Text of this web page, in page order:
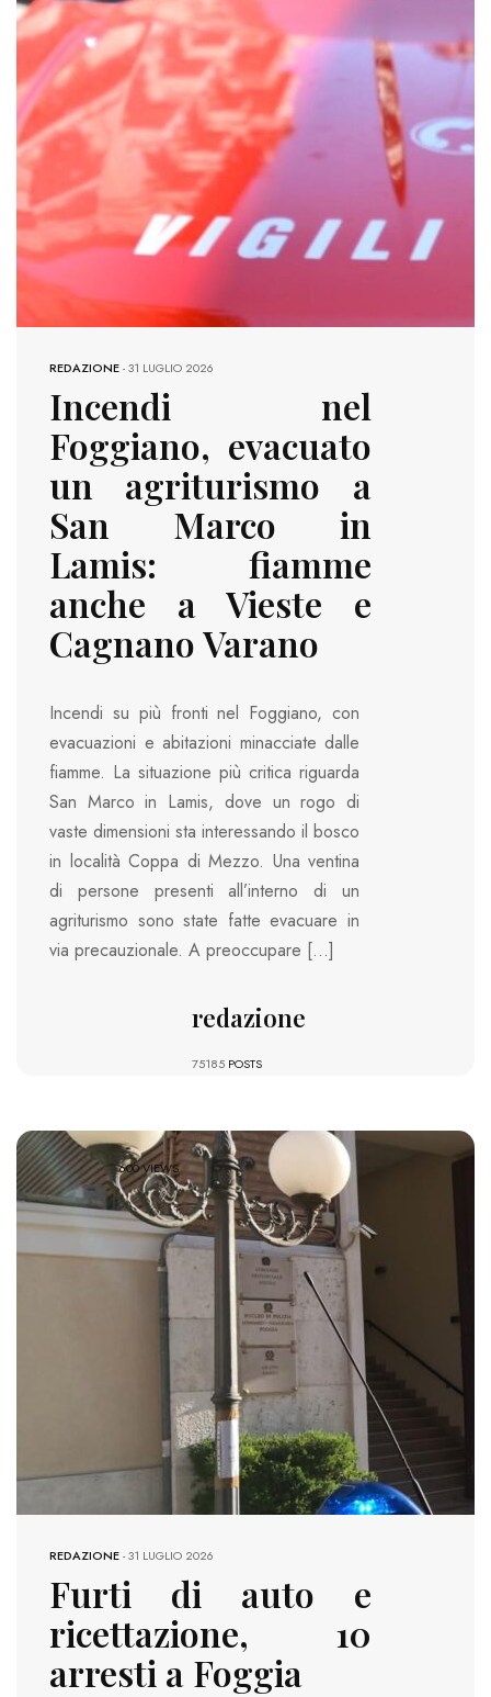
REDAZIONE-31 LUGLIO 2026
Incendi nel
Foggiano, evacuato
un agriturismo a
San Marco in
Lamis: fiamme
anche a Vieste e
Cagnano Varano
Incendi su più fronti nel Foggiano, con
evacuazioni e abitazioni minacciate dalle
fiamme. La situazione più critica riguarda
San Marco in Lamis, dove un rogo di
vaste dimensioni sta interessando il bosco
in località Coppa di Mezzo. Una ventina
di persone presenti all’interno di un
agriturismo sono state fatte evacuare in
via precauzionale. A preoccupare […]
redazione
75185 POSTS
600 VIEWS
REDAZIONE-31 LUGLIO 2026
Furti di auto e
ricettazione, 10
arresti a Foggia